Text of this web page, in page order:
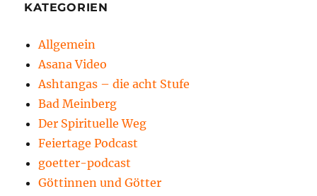
KATEGORIEN
Allgemein
Asana Video
Ashtangas – die acht Stufe
Bad Meinberg
Der Spirituelle Weg
Feiertage Podcast
goetter-podcast
Göttinnen und Götter